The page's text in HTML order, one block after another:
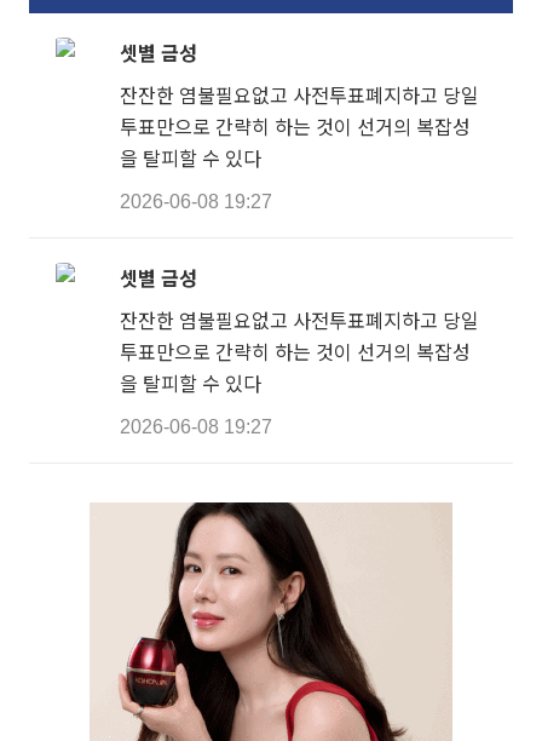
셋별 금성
잔잔한 염불필요없고 사전투표폐지하고 당일
투표만으로 간략히 하는 것이 선거의 복잡성
을 탈피할 수 있다
2026-06-08 19:27
셋별 금성
잔잔한 염불필요없고 사전투표폐지하고 당일
투표만으로 간략히 하는 것이 선거의 복잡성
을 탈피할 수 있다
2026-06-08 19:27